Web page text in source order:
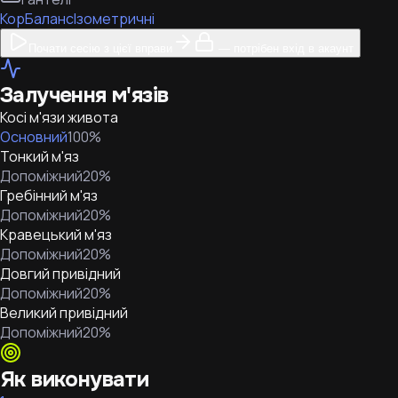
КорБалансІзометричні
Залучення м'язів
Косі м'язи живота
Основний100%
Тонкий м'яз
Допоміжний20%
Гребінний м'яз
Допоміжний20%
Кравецький м'яз
Допоміжний20%
Довгий привідний
Допоміжний20%
Великий привідний
Допоміжний20%
Як виконувати